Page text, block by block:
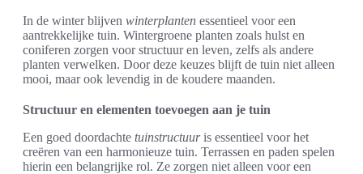
In de winter blijven winterplanten essentieel voor een
aantrekkelijke tuin. Wintergroene planten zoals hulst en
coniferen zorgen voor structuur en leven, zelfs als andere
planten verwelken. Door deze keuzes blijft de tuin niet alleen
mooi, maar ook levendig in de koudere maanden.
Structuur en elementen toevoegen aan je tuin
Een goed doordachte tuinstructuuris essentieel voor het
creëren van een harmonieuze tuin. Terrassen en paden spelen
hierin een belangrijke rol. Ze zorgen niet alleen voor een